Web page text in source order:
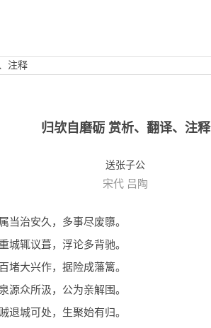
注释
归欤自磨砺 赏析、翻译、注释
送张子公
宋代 吕陶
当治安久，多事尽废隳。
城辄议葺，浮论多背驰。
堵大兴作，据险成藩篱。
源众所汲，公为亲解围。
退城可处，生聚始有归。